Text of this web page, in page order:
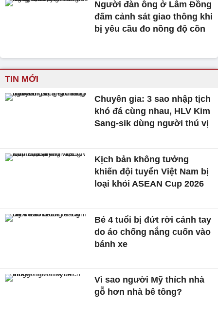
Người đàn ông ở Lâm Đồng
đấm cảnh sát giao thông khi
bị yêu cầu đo nồng độ cồn
TIN MỚI
Chuyên gia: 3 sao nhập tịch
khó đá cùng nhau, HLV Kim
Sang-sik dùng người thú vị
Kịch bản không tưởng
khiến đội tuyển Việt Nam bị
loại khỏi ASEAN Cup 2026
Bé 4 tuổi bị đứt rời cánh tay
do áo chống nắng cuốn vào
bánh xe
Vì sao người Mỹ thích nhà
gỗ hơn nhà bê tông?